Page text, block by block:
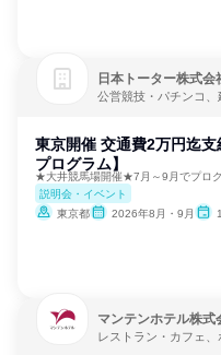
日本トーター株式会
公営競技・パチンコ、
東京開催 交通費2万円迄
プログラム】
★大井競馬場開催★7月～9月でプログ
説明会・イベント
東京都
2026年8月・9月
マンテンホテル株式
レストラン・カフェ